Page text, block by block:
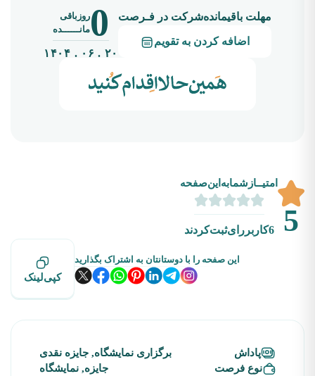
پاداش
برگزاری نمایشگاه, جایزه نقدی
نوع فرصت
جایزه, نمایشگاه
مهلت باقیمانده‌شرکت در فـرصت
اضافه کردن به تقویم 0روزباقی
مانــــــده
۲۰ . ۰۶ . ۱۴۰۴
5
امتیــازشما‌به‌این‌صفحه
6کاربررای‌ثبت‌کردند
این صفحه را با دوستانتان به اشتراک بگذارید
کپی‌لینک